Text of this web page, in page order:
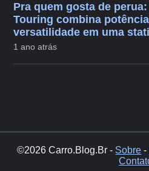
Pra quem gosta de
Touring combina
versatilidade em uma
1 ano atrás
©2026 Carro.Blog.Br - Sobre -